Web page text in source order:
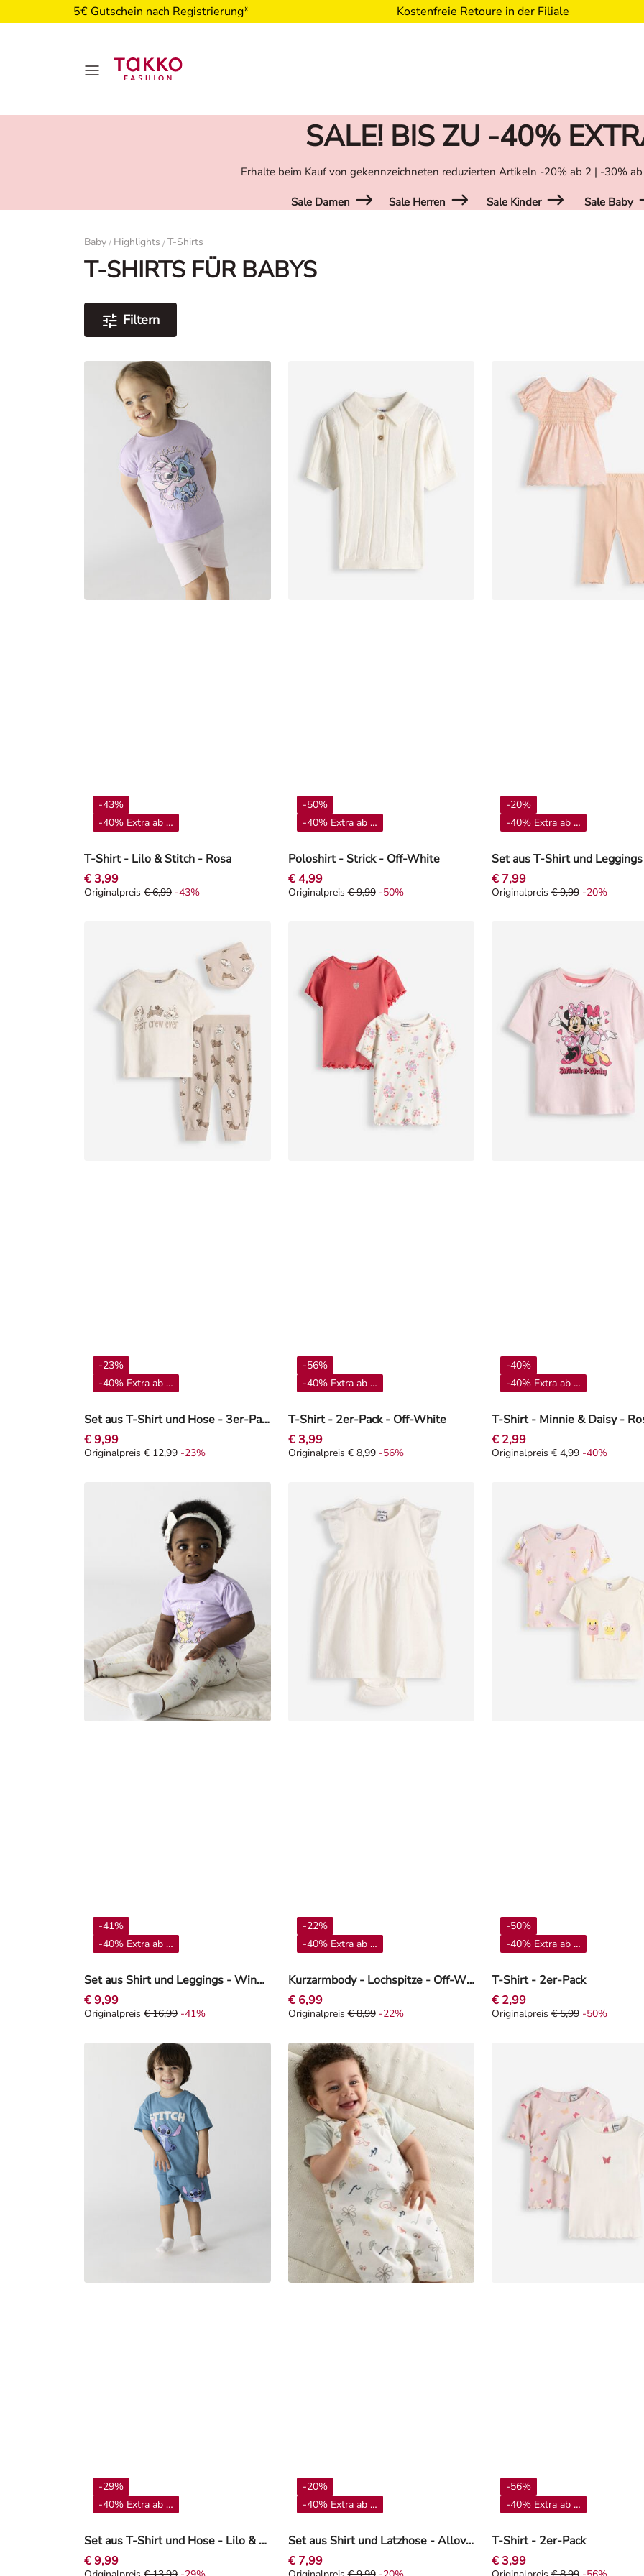
5€ Gutschein nach Registrierung* Kostenfreie Retoure in der Filiale
SALE! BIS ZU -40%
Erhalte beim Kauf von gekennzeichneten reduzierten Artikeln -20% ab 2 | -30%
Sale Damen Sale Herren Sale Kinder
Sale Baby
Baby / Highlights / T-Shirts
T-SHIRTS FÜR BABYS
Filtern
T-Shirt - Lilo & Stitch - Rosa
-43%
-40% Extra ab 4**
€ 3,99
Originalpreis € 6,99, Rabat -43%
Originalpreis € 6,99 -43%
Poloshirt - Strick - Off-White
-50%
-40% Extra ab 4**
€ 4,99
Originalpreis € 9,99, Rabat -50%
Originalpreis € 9,99 -50%
-20%
-40% Extra ab 4**
€ 7,99
Originalpreis € 9,99, Rabat -
Originalpreis € 9,99 -20%
Set aus T-Shirt und Hose - 3er-Pack - Beige
-23%
-40% Extra ab 4**
€ 9,99
Originalpreis € 12,99, Rabat -23%
Originalpreis € 12,99 -23%
T-Shirt - 2er-Pack - Off-White
-56%
-40% Extra ab 4**
€ 3,99
Originalpreis € 8,99, Rabat -56%
Originalpreis € 8,99 -56%
T-Shirt - Minnie & Daisy -
-40%
-40% Extra ab 4**
€ 2,99
Originalpreis € 4,99, Rabat -
Originalpreis € 4,99 -40%
Set aus Shirt und Leggings - Winnie Puuh - Rosa
-41%
-40% Extra ab 4**
€ 9,99
Originalpreis € 16,99, Rabat -41%
Originalpreis € 16,99 -41%
Kurzarmbody - Lochspitze - Off-White
-22%
-40% Extra ab 4**
€ 6,99
Originalpreis € 8,99, Rabat -22%
Originalpreis € 8,99 -22%
T-Shirt - 2er-Pack
-50%
-40% Extra ab 4**
€ 2,99
Originalpreis € 5,99, Rabat -
Originalpreis € 5,99 -50%
Set aus T-Shirt und Hose - Lilo & Stitch - blau
-29%
-40% Extra ab 4**
€ 9,99
Set aus Shirt und Latzhose - Allover-Print - Off-White
-20%
-40% Extra ab 4**
€ 7,99
T-Shirt - 2er-Pack
-56%
-40% Extra ab 4**
€ 3,99